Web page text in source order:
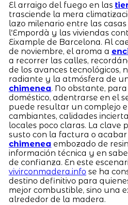
El arraigo del fuego en las
trasciende la mera
lazo milenario entre las
l'Empordà y las viviendas
Eixample de Barcelona. Al
de noviembre, el aroma a
a recorrer las calles,
de los avances tecnológicos,
radiante y la atmósfera de
chimenea. No obstante,
doméstico, adentrarse en el
puede resultar un complejo
cambiantes, calidades
locales poco claras. La clave
susto con la factura o acabar
chimenea embozado de
información técnica y en
de confianza. En este
vivirconmadera.info se ha
destino definitivo para
mejor combustible, sino una
alrededor de la madera.